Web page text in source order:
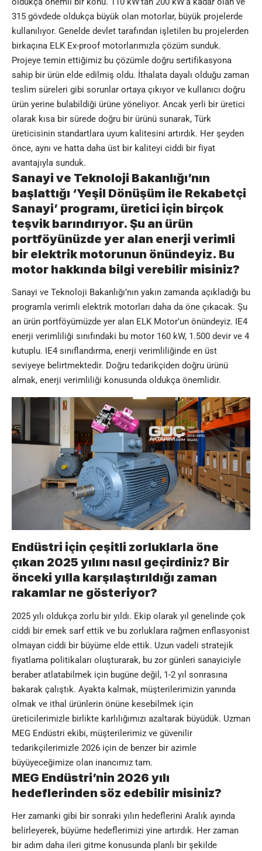
315 gövdede oldukça büyük olan motorlar, büyük projelerde
kullanılıyor. Genelde devlet tarafından işletilen bu projelerden
birkaçına ELK Ex-proof motorlarımızla çözüm sunduk.
Projeye temin ettiğimiz bu çözümle doğru sertifikasyona
sahip bir ürün elde edilmiş oldu. İthalata dayalı olduğu zaman
teslim süreleri gibi sorunlar ortaya çıkıyor ve kullanıcı doğru
ürün yerine bulabildiği ürüne yöneliyor. Ancak yerli bir üretici
olarak kısa bir sürede doğru bir ürünü sunarak, Türk
üreticisinin standartlara uyum kalitesini artırdık. Her şeyden
önce, aynı ve hatta daha üst bir kaliteyi ciddi bir fiyat
avantajıyla sunduk.
Sanayi ve Teknoloji Bakanlığı’nın
başlattığı ‘Yeşil Dönüşüm ile Rekabetçi
Sanayi’ programı, üretici için birçok
teşvik barındırıyor. Şu an ürün
portföyünüzde yer alan enerji verimli
bir elektrik motorunun önündeyiz. Bu
motor hakkında bilgi verebilir misiniz?
Sanayi ve Teknoloji Bakanlığı’nın yakın zamanda açıkladığı bu
programla verimli elektrik motorları daha da öne çıkacak. Şu
an ürün portföyümüzde yer alan ELK Motor’un önündeyiz. IE4
enerji verimliliği sınıfındaki bu motor 160 kW, 1.500 devir ve 4
kutuplu. IE4 sınıflandırma, enerji verimliliğinde en üst
seviyeye belirtmektedir. Doğru tedarikçiden doğru ürünü
almak, enerji verimliliği konusunda oldukça önemlidir.
Endüstri için çeşitli zorluklarla öne
çıkan 2025 yılını nasıl geçirdiniz? Bir
önceki yılla karşılaştırıldığı zaman
rakamlar ne gösteriyor?
2025 yılı oldukça zorlu bir yıldı. Ekip olarak yıl genelinde çok
ciddi bir emek sarf ettik ve bu zorluklara rağmen enflasyonist
olmayan ciddi bir büyüme elde ettik. Uzun vadeli stratejik
fiyatlama politikaları oluşturarak, bu zor günleri sanayiciyle
beraber atlatabilmek için bugüne değil, 1-2 yıl sonrasına
bakarak çalıştık. Ayakta kalmak, müşterilerimizin yanında
olmak ve ithal ürünlerin önüne kesebilmek için
üreticilerimizle birlikte karlılığımızı azaltarak büyüdük. Uzman
MEG Endüstri ekibi, müşterilerimiz ve güvenilir
tedarikçilerimizle 2026 için de benzer bir azimle
büyüyeceğimize olan inancımız tam.
MEG Endüstri’nin 2026 yılı
hedeflerinden söz edebilir misiniz?
Her zamanki gibi bir sonraki yılın hedeflerini Aralık ayında
belirleyerek, büyüme hedeflerimizi yine artırdık. Her zaman
bir adım daha ileri gitme konusunda planlı bir şekilde